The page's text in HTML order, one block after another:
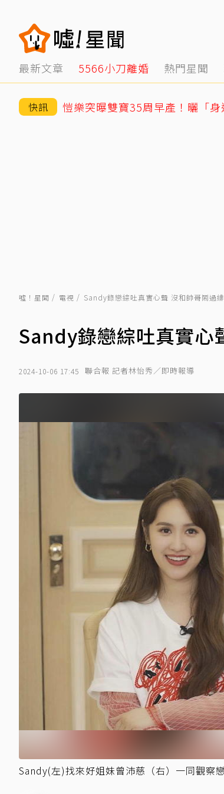
最新文章 5566小刀離婚 熱門星聞
快訊 愷樂突曝雙寶35周早產！曬「
噓！星聞 電視 Sandy錄戀綜吐真實心聲 沒和帥哥鬧過
Sandy錄戀綜吐真實心
2024-10-06 17:45 聯合報 記者林怡秀／即時報導
Sandy(左)找來好姐妹曾沛慈（右）一同觀察